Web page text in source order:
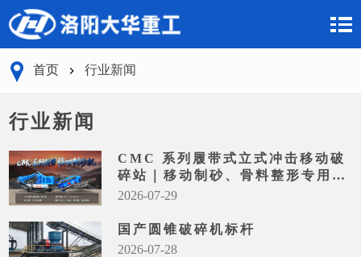
首页 行业新闻
行业新闻
CMC 系列履带式立式冲击移动破
碎站｜移动制砂、骨料整形专用设
备
2026-07-29
国产圆锥破碎机标杆
2026-07-28